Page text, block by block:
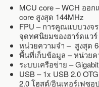
MCU core – WCH ออก
core สูงสุด 144MHz
FPU – การคูณแบบวงจ
จุดทศนิยมของฮาร์ดแวร์
หน่วยความจำ – สูงสุด
พื้นที่เก็บข้อมูล – หน่วย
ระบบเครือข่าย –
USB – 1x USB 2.0
2.0 โฮสต์/อินเทอร์เฟซ